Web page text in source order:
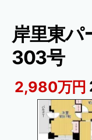
岸里東パ
303号
2,980万円